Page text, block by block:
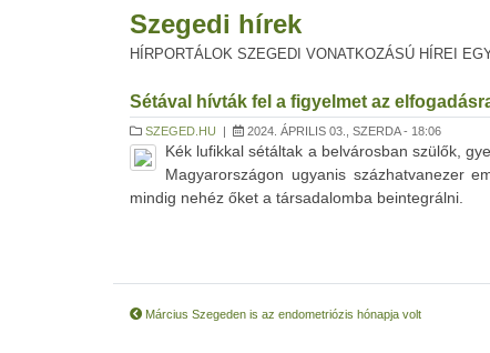
Szegedi hírek
HÍRPORTÁLOK SZEGEDI VONATKOZÁSÚ HÍREI
Sétával hívták fel a figyelmet az
SZEGED.HU | 2024. ÁPRILIS 03., SZERDA - 18:06
Kék lufikkal sétáltak a belvárosban szülők,
Magyarországon ugyanis százhatvanezer
mindig nehéz őket a társadalomba beintegrálni.
Március Szegeden is az endometriózis hónapja volt